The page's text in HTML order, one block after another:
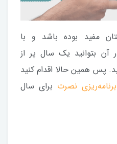
مفید بوده باشد و با
آن بتوانید یک سال پر از
پس همین حالا اقدام کنید
نصرت برای سال